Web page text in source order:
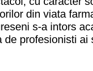
din viata
s-a intors
de profesionisti